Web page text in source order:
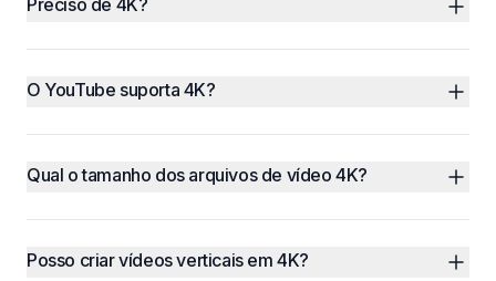
Preciso de 4K?
O YouTube suporta 4K?
Qual o tamanho dos arquivos de vídeo 4K?
Posso criar vídeos verticais em 4K?